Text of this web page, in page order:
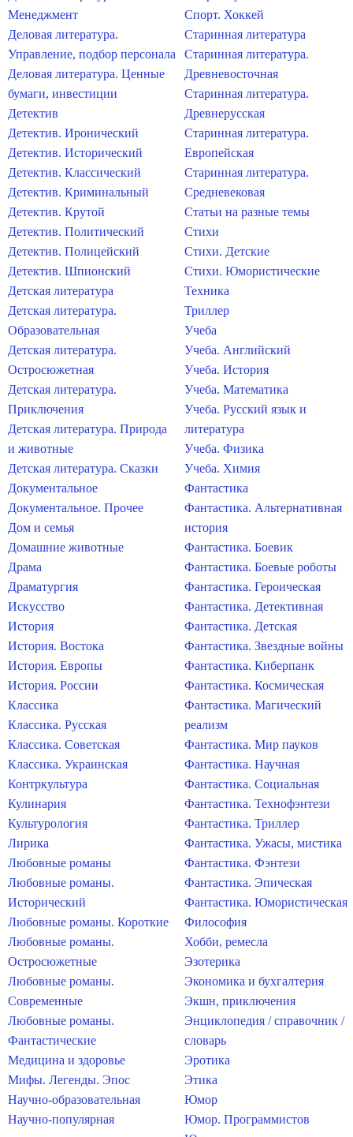
Менеджмент
Деловая литература.
Управление, подбор персонала
Деловая литература. Ценные
бумаги, инвестиции
Детектив
Детектив. Иронический
Детектив. Исторический
Детектив. Классический
Детектив. Криминальный
Детектив. Крутой
Детектив. Политический
Детектив. Полицейский
Детектив. Шпионский
Детская литература
Детская литература.
Образовательная
Детская литература.
Остросюжетная
Детская литература.
Приключения
Детская литература. Природа
и животные
Детская литература. Сказки
Документальное
Документальное. Прочее
Дом и семья
Домашние животные
Драма
Драматургия
Искусство
История
История. Востока
История. Европы
История. России
Классика
Классика. Русская
Классика. Советская
Классика. Украинская
Контркультура
Кулинария
Культурология
Лирика
Любовные романы
Любовные романы.
Исторический
Любовные романы. Короткие
Любовные романы.
Остросюжетные
Любовные романы.
Современные
Любовные романы.
Фантастические
Медицина и здоровье
Мифы. Легенды. Эпос
Научно-образовательная
Научно-популярная
Спорт. Хоккей
Старинная литература
Старинная литература.
Древневосточная
Старинная литература.
Древнерусская
Старинная литература.
Европейская
Старинная литература.
Средневековая
Статьи на разные темы
Стихи
Стихи. Детские
Стихи. Юмористические
Техника
Триллер
Учеба
Учеба. Английский
Учеба. История
Учеба. Математика
Учеба. Русский язык и
литература
Учеба. Физика
Учеба. Химия
Фантастика
Фантастика. Альтернативная
история
Фантастика. Боевик
Фантастика. Боевые роботы
Фантастика. Героическая
Фантастика. Детективная
Фантастика. Детская
Фантастика. Звездные войны
Фантастика. Киберпанк
Фантастика. Космическая
Фантастика. Магический
реализм
Фантастика. Мир пауков
Фантастика. Научная
Фантастика. Социальная
Фантастика. Технофэнтези
Фантастика. Триллер
Фантастика. Ужасы, мистика
Фантастика. Фэнтези
Фантастика. Эпическая
Фантастика. Юмористическая
Философия
Хобби, ремесла
Эзотерика
Экономика и бухгалтерия
Экшн, приключения
Энциклопедия / справочник /
словарь
Эротика
Этика
Юмор
Юмор. Программистов